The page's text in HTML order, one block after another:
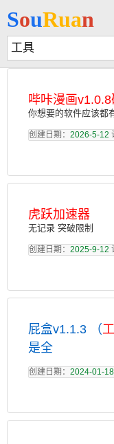
SouRuan
哔咔漫画
你想要的软件应该都
创建日期： 2026-5-12
虎跃加速器
无记录 突破限制
创建日期： 2025-9-12
屁盒v1.1.3 （
是全
创建日期： 2024-01-18